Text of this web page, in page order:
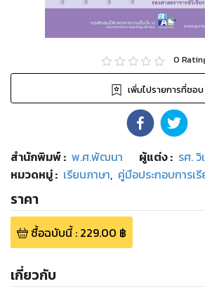
0
เพิ่มไปรายการที่ชอบ
สำนักพิมพ์: พ.ศ.พัฒนา ผู้แต่ง : รศ.
หมวดหมู่: เรียนภาษา, คู่มือประกอบการเ
ราคา
ซื้อฉบับนี้: 229.00 ฿
เกี่ยวกับ